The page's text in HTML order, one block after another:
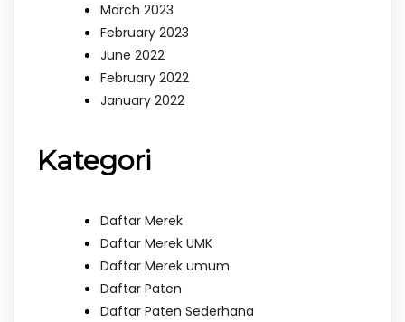
March 2023
February 2023
June 2022
February 2022
January 2022
Kategori
Daftar Merek
Daftar Merek UMK
Daftar Merek umum
Daftar Paten
Daftar Paten Sederhana